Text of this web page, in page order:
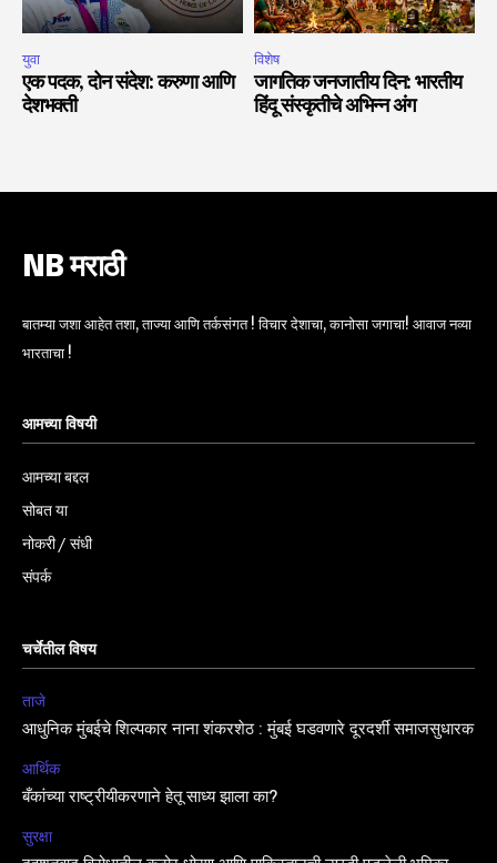
युवा
एक पदक, दोन संदेश: करुणा आणि
देशभक्ती
विशेष
जागतिक जनजातीय दिन: भारतीय
हिंदू संस्कृतीचे अभिन्न अंग
NB मराठी
बातम्या जशा आहेत तशा, ताज्या आणि तर्कसंगत ! विचार देशाचा, कानोसा जगाचा! आवाज नव्या
भारताचा !
आमच्या विषयी
आमच्या बद्दल
सोबत या
नोकरी / संधी
संपर्क
चर्चेतील विषय
ताजे
आधुनिक मुंबईचे शिल्पकार नाना शंकरशेठ : मुंबई घडवणारे दूरदर्शी समाजसुधारक
आर्थिक
बँकांच्या राष्ट्रीयीकरणाने हेतू साध्य झाला का?
सुरक्षा